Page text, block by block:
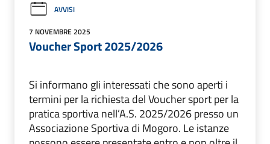
AVVISI
7 NOVEMBRE 2025
Voucher Sport 2025/2026
Si informano gli interessati che sono aperti i
termini per la richiesta del Voucher sport per la
pratica sportiva nell’A.S. 2025/2026 presso un
Associazione Sportiva di Mogoro. Le istanze